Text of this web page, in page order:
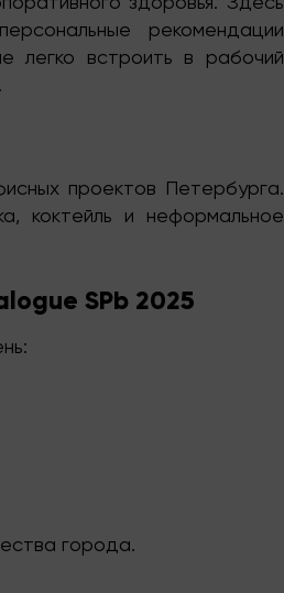
рекомендации
легко встроить в рабочий
проектов Петербурга.
коктейль и неформальное
SPb 2025
города.